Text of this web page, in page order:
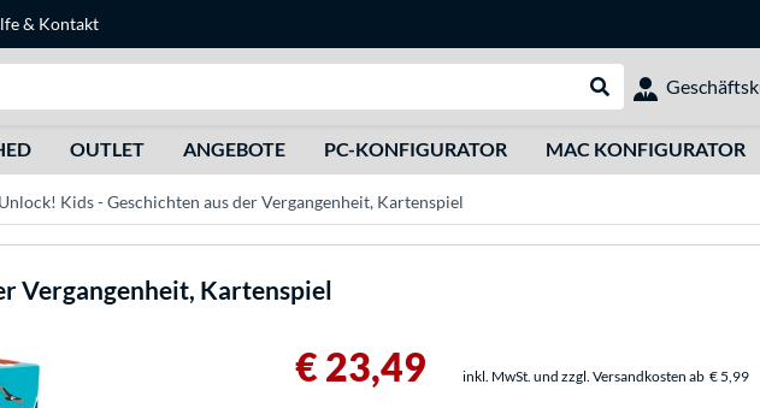
& Kontakt
Suche durchführen
OUTLET ANGEBOTE PC-KONFIGURATOR MAC KONFIGURATOR
Kids - Geschichten aus der Vergangenheit, Kartenspiel
Vergangenheit, Kartenspiel
€ 23,49 inkl. MwSt. und zzgl. Versandkosten ab € 5,99